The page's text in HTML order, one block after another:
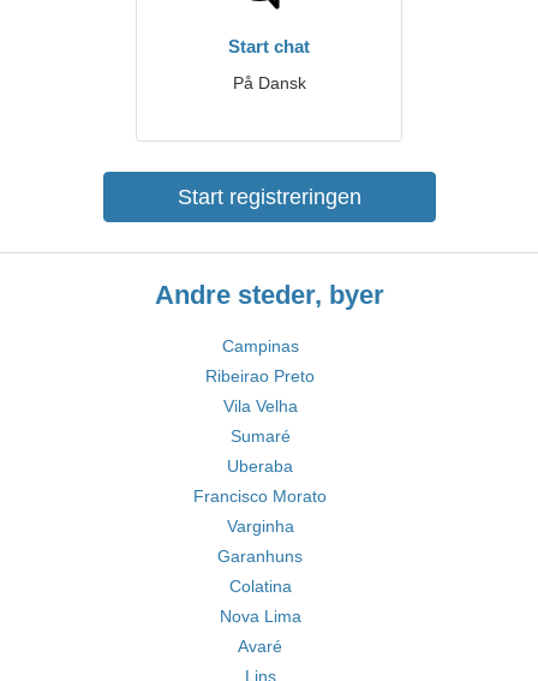
Start chat
På Dansk
Start registreringen
Andre steder, byer
Campinas
Ribeirao Preto
Vila Velha
Sumaré
Uberaba
Francisco Morato
Varginha
Garanhuns
Colatina
Nova Lima
Avaré
Lins